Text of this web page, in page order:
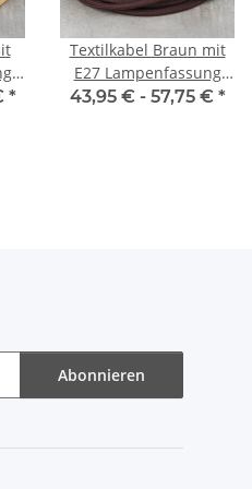
*
Textilkabel Braun mit
E27 Lampenfassung
Schnurschalter und
43,95 € - 57,75 € *
Abonnieren